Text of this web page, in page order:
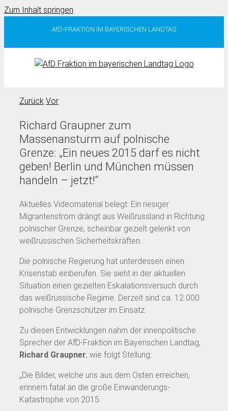
Zum Inhalt springen
AfD-FRAKTION IM BAYERISCHEN LANDTAG
Zurück Vor
Richard Graupner zum
Massenansturm auf polnische
Grenze: „Ein neues 2015 darf es nicht
geben! Berlin und München müssen
handeln – jetzt!“
Aktuelles Videomaterial belegt: Ein riesiger
Migrantenstrom drängt aus Weißrussland in Richtung
polnischer Grenze, scheinbar gezielt gelenkt von
weißrussischen Sicherheitskräften.
Die polnische Regierung hat unterdessen einen
Krisenstab einberufen. Sie sieht in der aktuellen
Situation einen gezielten Eskalationsversuch durch
das weißrussische Regime. Derzeit sind ca. 12.000
polnische Grenzschützer im Einsatz.
Zu diesen Entwicklungen nahm der innenpolitische
Sprecher der AfD-Fraktion im Bayerischen Landtag,
Richard Graupner, wie folgt Stellung:
„Die Bilder, welche uns aus dem Osten erreichen,
erinnern fatal an die große Einwanderungs-
Katastrophe von 2015.